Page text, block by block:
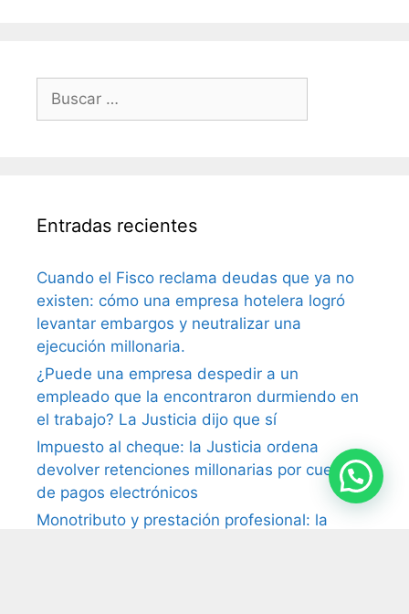
Entradas recientes
Cuando el Fisco reclama deudas que ya no
existen: cómo una empresa hotelera logró
levantar embargos y neutralizar una
ejecución millonaria.
¿Puede una empresa despedir a un
empleado que la encontraron durmiendo en
el trabajo? La Justicia dijo que sí
Impuesto al cheque: la Justicia ordena
devolver retenciones millonarias por cuenta
de pagos electrónicos
Monotributo y prestación profesional: la